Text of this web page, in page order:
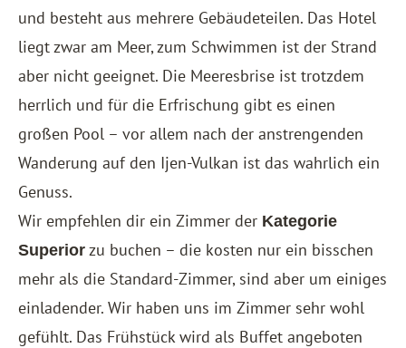
und besteht aus mehrere Gebäudeteilen. Das Hotel
liegt zwar am Meer, zum Schwimmen ist der Strand
aber nicht geeignet. Die Meeresbrise ist trotzdem
herrlich und für die Erfrischung gibt es einen
großen Pool – vor allem nach der anstrengenden
Wanderung auf den Ijen-Vulkan ist das wahrlich ein
Genuss.
Wir empfehlen dir ein Zimmer der Kategorie
Superior zu buchen – die kosten nur ein bisschen
mehr als die Standard-Zimmer, sind aber um einiges
einladender. Wir haben uns im Zimmer sehr wohl
gefühlt. Das Frühstück wird als Buffet angeboten